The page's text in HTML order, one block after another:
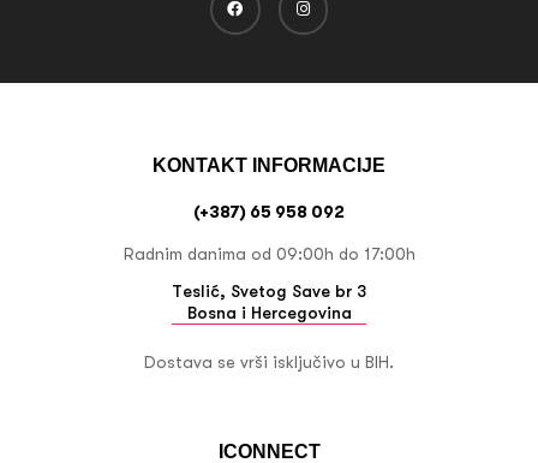
ICONNECT
KONTAKT INFORMACIJE
(+387) 65 958 092
Radnim danima od 09:00h do 17:00h
Teslić, Svetog Save br 3
Bosna i Hercegovina
Dostava se vrši isključivo u BIH.